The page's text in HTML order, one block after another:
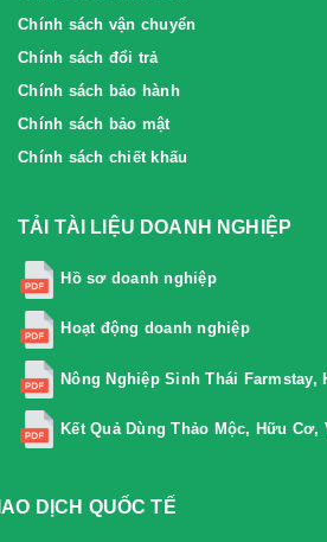
Chính sách vận chuyển
Chính sách đổi trả
Chính sách bảo hành
Chính sách bảo mật
Chính sách chiết khấu
TẢI TÀI LIỆU DOANH NGHIỆP
Hồ sơ doanh nghiệp
Hoạt động doanh nghiệp
Nông Nghiệp Sinh Thái Farmstay,
Kết Quả Dùng Thảo Mộc, Hữu Cơ,
DỊCH QUỐC TẾ